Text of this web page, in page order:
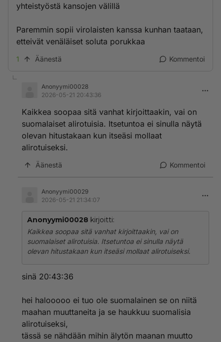
yhteistyöstä kansojen välillä
Paremmin sopii virolaisten kanssa kunhan taataan,
etteivät venäläiset soluta porukkaa
1 Äänestä Kommentoi
Anonyymi00028
2026-05-21 20:43:36
Kaikkea soopaa sitä vanhat kirjoittaakin, vai on
suomalaiset alirotuisia. Itsetuntoa ei sinulla näytä
olevan hitustakaan kun itseäsi mollaat
alirotuiseksi.
Äänestä Kommentoi
Anonyymi00029
2026-05-21 21:34:07
Anonyymi00028 kirjoitti:
Kaikkea soopaa sitä vanhat kirjoittaakin, vai on
suomalaiset alirotuisia. Itsetuntoa ei sinulla näytä
olevan hitustakaan kun itseäsi mollaat alirotuiseksi.
sinä 20:43:36
hei halooooo ei tuo ole suomalainen se on niitä
maahan muuttaneita ja se haukkuu suomalisia
alirotuiseksi,
tässä se nähdään mihin älytön maanan muutto